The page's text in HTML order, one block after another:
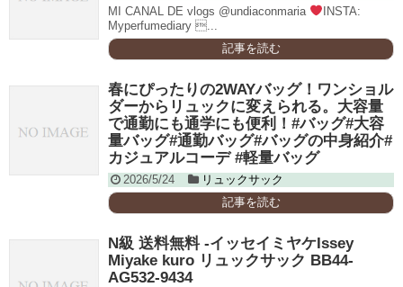
MI CANAL DE vlogs @undiaconmaria
INSTA:
Myperfumediary ...
記事を読む
春にぴったりの2WAYバッグ！ワンショル
ダーからリュックに変えられる。大容量
で通勤にも通学にも便利！#バッグ#大容
量バッグ#通勤バッグ#バッグの中身紹介#
カジュアルコーデ #軽量バッグ
2026/5/24
リュックサック
記事を読む
N級 送料無料 -イッセイミヤケIssey
Miyake kuro リュックサック BB44-
AG532-9434